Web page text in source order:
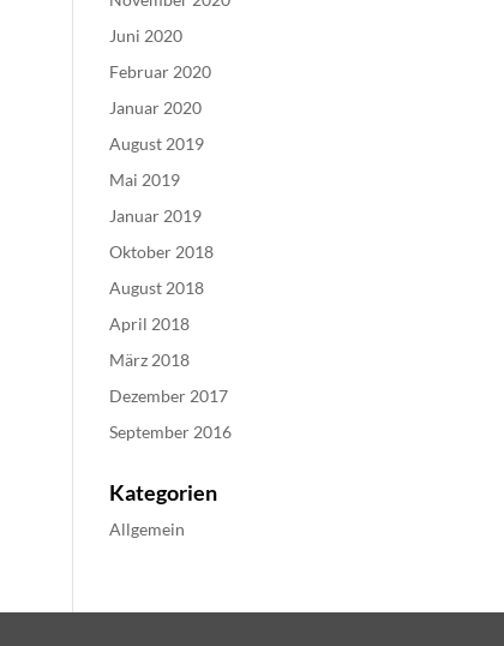
Juni 2020
Februar 2020
Januar 2020
August 2019
Mai 2019
Januar 2019
Oktober 2018
August 2018
April 2018
März 2018
Dezember 2017
September 2016
Kategorien
Allgemein